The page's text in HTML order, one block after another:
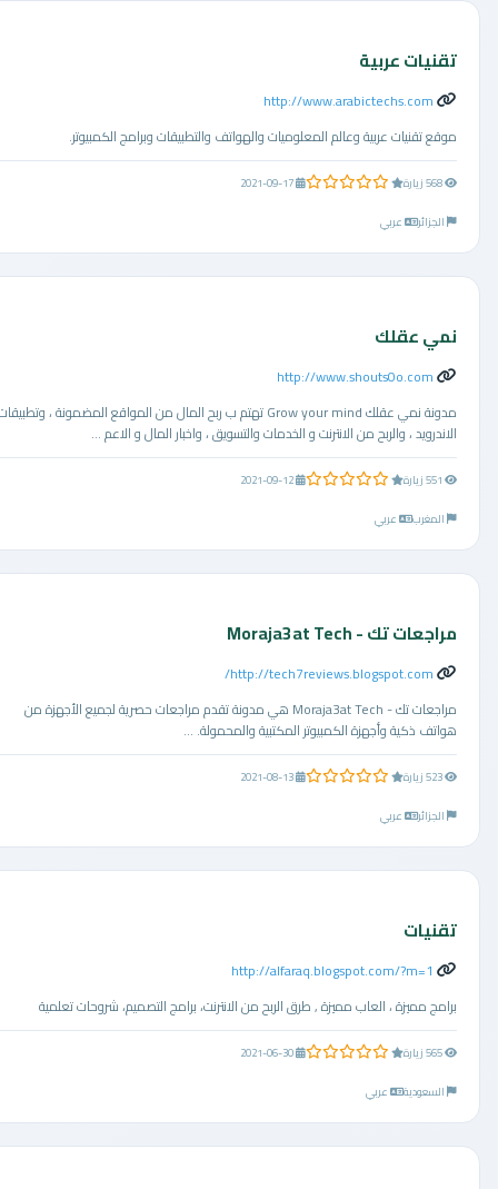
تقنيات عربية
http://www.arabictechs.com
موقع تقنيات عربية وعالم المعلوميات والهواتف والتطبيقات وبرامج الكمبيوتر.
0.0 من 5 نجوم
2021-09-17
الجزائر
عربي
نمي عقلك
http://www.shouts0o.com
مدونة نمي عقلك Grow your mind تهتم ب ربح المال من المواقع المضمونة ، وتطبيقات
الاندرويد ، والربح من الانترنت و الخدمات والتسويق ، واخبار المال و الاعم ...
0.0 من 5 نجوم
2021-09-12
المغرب
عربي
مراجعات تك - Moraja3at Tech
http://tech7reviews.blogspot.com/
مراجعات تك - Moraja3at Tech هي مدونة تقدم مراجعات حصرية لجميع الأجهزة من
هواتف ذكية وأجهزة الكمبيوتر المكتبية والمحمولة. ...
0.0 من 5 نجوم
2021-08-13
الجزائر
عربي
تقنيات
http://alfaraq.blogspot.com/?m=1
برامج مميزة ، العاب مميزة , طرق الربح من الانترنت، برامج التصميم، شروحات تعلمية
0.0 من 5 نجوم
2021-06-30
السعودية
عربي